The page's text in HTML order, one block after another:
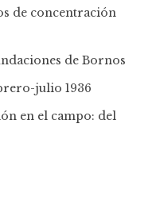
de concentración
de Bornos
julio 1936
en el campo: del